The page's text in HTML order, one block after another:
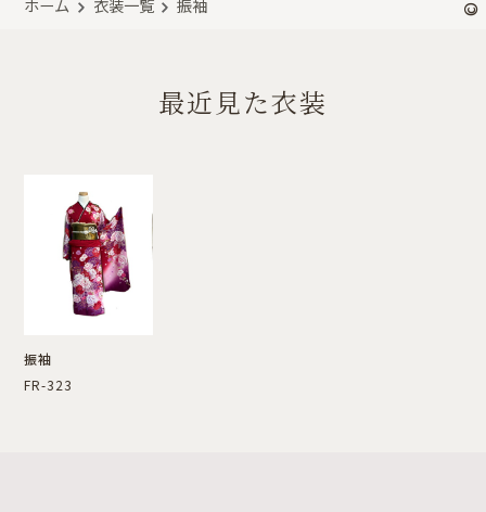
ホーム 衣装一覧 振袖
最近見た衣装
振袖
FR-323